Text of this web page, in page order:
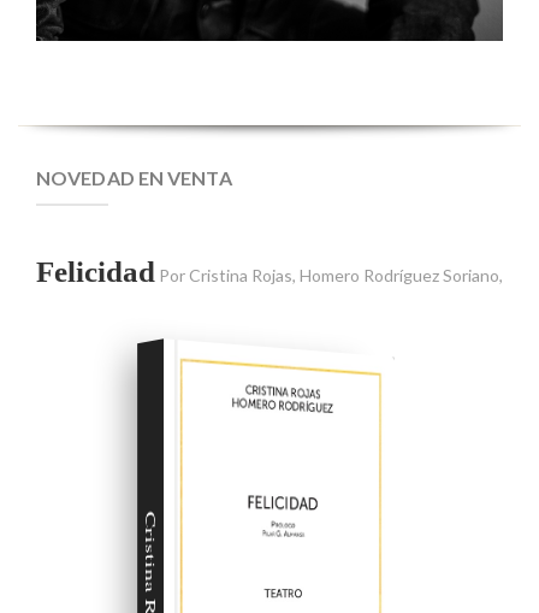
NOVEDAD EN VENTA
Felicidad Por Cristina Rojas, Homero Rodríguez Soriano,